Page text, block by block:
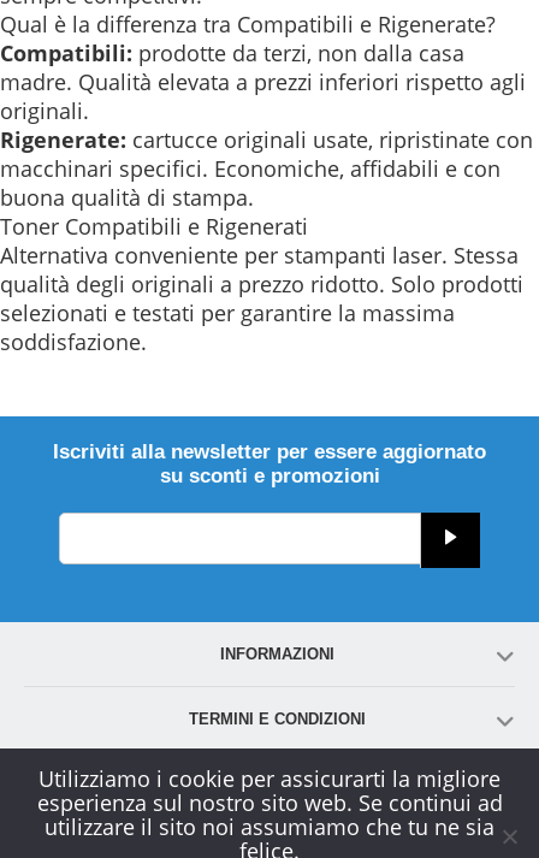
Qual è la differenza tra Compatibili e Rigenerate?
Compatibili: prodotte da terzi, non dalla casa
madre. Qualità elevata a prezzi inferiori rispetto agli
originali.
Rigenerate: cartucce originali usate, ripristinate con
macchinari specifici. Economiche, affidabili e con
buona qualità di stampa.
Toner Compatibili e Rigenerati
Alternativa conveniente per stampanti laser. Stessa
qualità degli originali a prezzo ridotto. Solo prodotti
selezionati e testati per garantire la massima
soddisfazione.
Iscriviti alla newsletter per essere aggiornato
su sconti e promozioni
INFORMAZIONI
TERMINI E CONDIZIONI
ACCOUNT
SERVIZIO CLIENTI
Utilizziamo i cookie per assicurarti la migliore
esperienza sul nostro sito web. Se continui ad
utilizzare il sito noi assumiamo che tu ne sia
felice.